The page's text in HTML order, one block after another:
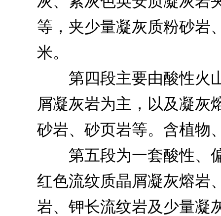
等，夹少量凝灰质粉砂岩
米。
第四段主要由酸性火山
屑凝灰岩为主，以及凝灰
砂岩、砂页岩等。含植物
第五段为一套酸性、偏
红色流纹质晶屑凝灰熔岩
岩、钾长流纹岩及少量凝